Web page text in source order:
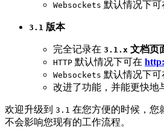
Websockets 默认情况下可
3.1 版本
完全记录在 3.1.x 文档页
HTTP 默认情况下可在
Websockets 默认情况下可
改进了功能，并能更快地
欢迎升级到 3.1 在您方便的时候，您
不会影响您现有的工作流程。